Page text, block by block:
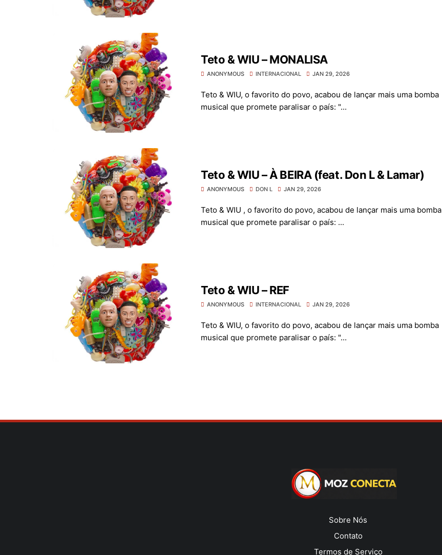
Teto & WIU – MONALISA
ANONYMOUS INTERNACIONAL JAN 29, 2026
Teto & WIU, o favorito do povo, acabou de lançar mais uma bomba
musical que promete paralisar o país: "...
Teto & WIU – À BEIRA (feat. Don L & Lamar)
ANONYMOUS DON L JAN 29, 2026
Teto & WIU , o favorito do povo, acabou de lançar mais uma bomba
musical que promete paralisar o país: ...
Teto & WIU – REF
ANONYMOUS INTERNACIONAL JAN 29, 2026
Teto & WIU, o favorito do povo, acabou de lançar mais uma bomba
musical que promete paralisar o país: "...
Sobre Nós
Contato
Termos de Serviço